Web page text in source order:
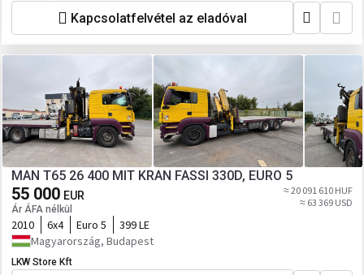
Kapcsolatfelvétel az eladóval
MAN T65 26 400 MIT KRAN FASSI 330D, EURO 5
55 000 EUR
Ár ÁFA nélkül
≈ 20 091 610 HUF
≈ 63 369 USD
2010 6x4 Euro 5
399 LE
Magyarország, Budapest
LKW Store Kft